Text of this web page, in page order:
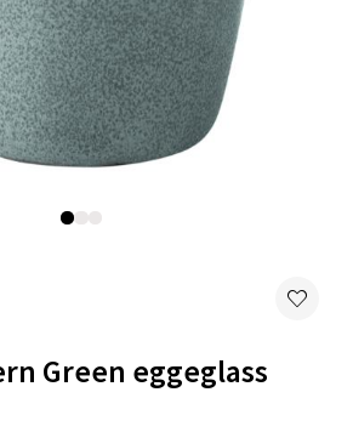
Green eggeglass
Senter Moa